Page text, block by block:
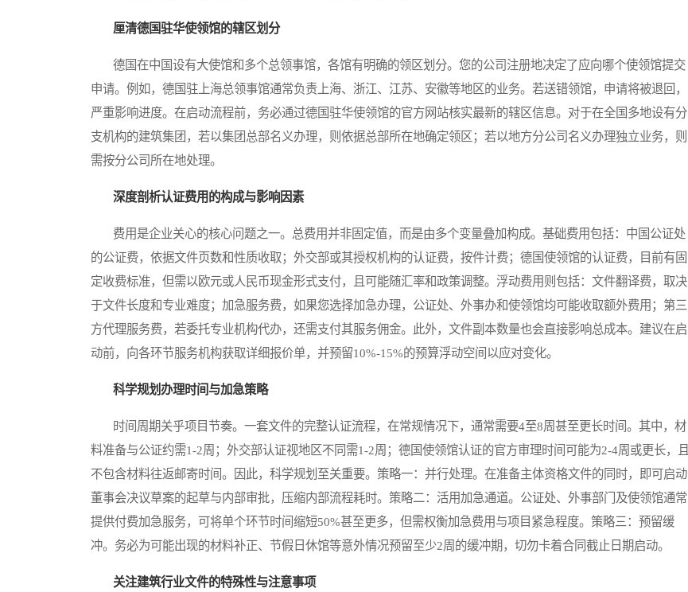
厘清德国驻华使领馆的辖区划分
德国在中国设有大使馆和多个总领事馆，各馆有明确的领区划分。您的公司注册地决定了应向哪个使领馆提交
申请。例如，德国驻上海总领事馆通常负责上海、浙江、江苏、安徽等地区的业务。若送错领馆，申请将被退回，
严重影响进度。在启动流程前，务必通过德国驻华使领馆的官方网站核实最新的辖区信息。对于在全国多地设有分
支机构的建筑集团，若以集团总部名义办理，则依据总部所在地确定领区；若以地方分公司名义办理独立业务，则
需按分公司所在地处理。
深度剖析认证费用的构成与影响因素
费用是企业关心的核心问题之一。总费用并非固定值，而是由多个变量叠加构成。基础费用包括：中国公证处
的公证费，依据文件页数和性质收取；外交部或其授权机构的认证费，按件计费；德国使领馆的认证费，目前有固
定收费标准，但需以欧元或人民币现金形式支付，且可能随汇率和政策调整。浮动费用则包括：文件翻译费，取决
于文件长度和专业难度；加急服务费，如果您选择加急办理，公证处、外事办和使领馆均可能收取额外费用；第三
方代理服务费，若委托专业机构代办，还需支付其服务佣金。此外，文件副本数量也会直接影响总成本。建议在启
动前，向各环节服务机构获取详细报价单，并预留10%-15%的预算浮动空间以应对变化。
科学规划办理时间与加急策略
时间周期关乎项目节奏。一套文件的完整认证流程，在常规情况下，通常需要4至8周甚至更长时间。其中，材
料准备与公证约需1-2周；外交部认证视地区不同需1-2周；德国使领馆认证的官方审理时间可能为2-4周或更长，且
不包含材料往返邮寄时间。因此，科学规划至关重要。策略一：并行处理。在准备主体资格文件的同时，即可启动
董事会决议草案的起草与内部审批，压缩内部流程耗时。策略二：活用加急通道。公证处、外事部门及使领馆通常
提供付费加急服务，可将单个环节时间缩短50%甚至更多，但需权衡加急费用与项目紧急程度。策略三：预留缓
冲。务必为可能出现的材料补正、节假日休馆等意外情况预留至少2周的缓冲期，切勿卡着合同截止日期启动。
关注建筑行业文件的特殊性与注意事项